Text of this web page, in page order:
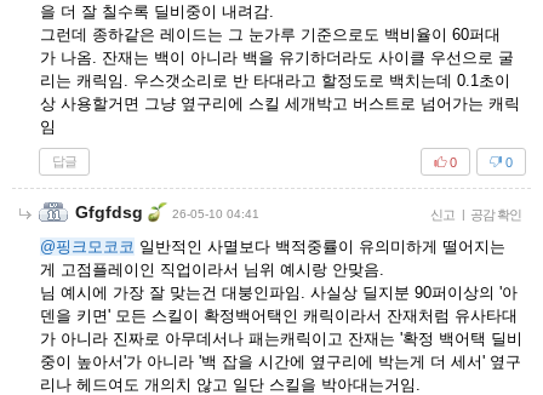
을 더 잘 칠수록 딜비중이 내려감.
그런데 종하같은 레이드는 그 눈가루 기준으로도 백비율이 60퍼대
가 나옴. 잔재는 백이 아니라 백을 유기하더라도 사이클 우선으로 굴
리는 캐릭임. 우스갯소리로 반 타대라고 할정도로 백치는데 0.1초이
상 사용할거면 그냥 옆구리에 스킬 세개박고 버스트로 넘어가는 캐릭
임
답글 0
0
Gfgfdsg 26-05-10 04:41 신고 | 공감 확인
@핑크모코코 일반적인 사멸보다 백적중률이 유의미하게 떨어지는
게 고점플레이인 직업이라서 님위 예시랑 안맞음.
님 예시에 가장 잘 맞는건 대붕인파임. 사실상 딜지분 90퍼이상의 '아
덴을 키면' 모든 스킬이 확정백어택인 캐릭이라서 잔재처럼 유사타대
가 아니라 진짜로 아무데서나 패는캐릭이고 잔재는 '확정 백어택 딜비
중이 높아서'가 아니라 '백 잡을 시간에 옆구리에 박는게 더 세서' 옆구
리나 헤드여도 개의치 않고 일단 스킬을 박아대는거임.